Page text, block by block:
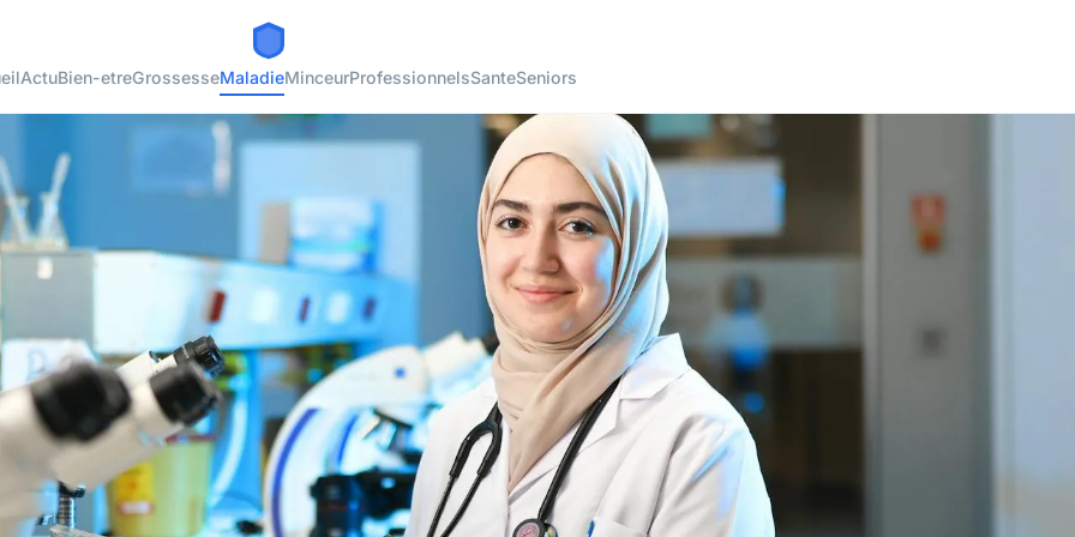
ActuBien-etreGrossesseMaladieMinceurProfessionnelsSanteSeniors